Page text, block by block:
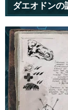
ダエオドンの